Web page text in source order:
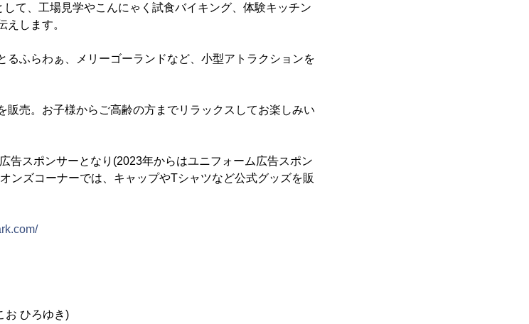
て、工場見学やこんにゃく試食バイキング、体験キッチン
えします。
るふらわぁ、メリーゴーランドなど、小型アトラクションを
販売。お子様からご高齢の方までリラックスしてお楽しみい
告スポンサーとなり(2023年からはユニフォーム広告スポン
ンズコーナーでは、キャップやTシャツなど公式グッズを販
ひろゆき)